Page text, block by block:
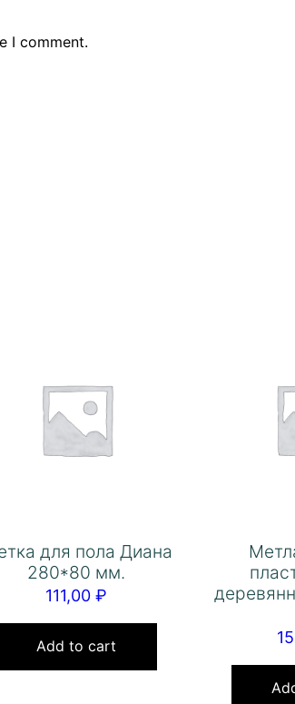
I comment.
для пола Диана
280*80 мм.
111,00₽
Add to cart